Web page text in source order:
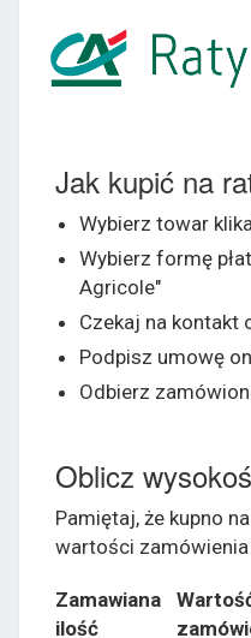
Jak kupić na
Wybierz towar
Wybierz formę
Agricole"
Czekaj na kontakt
Podpisz umowę
Odbierz
Oblicz
Pamiętaj, że kupno
wartości
Zamawiana
ilość